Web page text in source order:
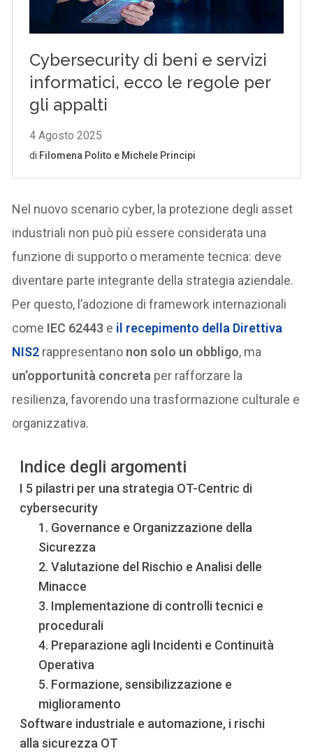
Nel nuovo scenario cyber, la protezione degli asset
industriali non può più essere considerata una
funzione di supporto o meramente tecnica: deve
diventare parte integrante della strategia aziendale.
Per questo, l’adozione di framework internazionali
come IEC 62443 e il recepimento della Direttiva
NIS2 rappresentano non solo un obbligo, ma
un’opportunità concreta per rafforzare la
resilienza, favorendo una trasformazione culturale e
organizzativa.
Indice degli argomenti
I 5 pilastri per una strategia OT-Centric di
cybersecurity
1. Governance e Organizzazione della
Sicurezza
2. Valutazione del Rischio e Analisi delle
Minacce
3. Implementazione di controlli tecnici e
procedurali
4. Preparazione agli Incidenti e Continuità
Operativa
5. Formazione, sensibilizzazione e
miglioramento
Software industriale e automazione, i rischi
alla sicurezza OT